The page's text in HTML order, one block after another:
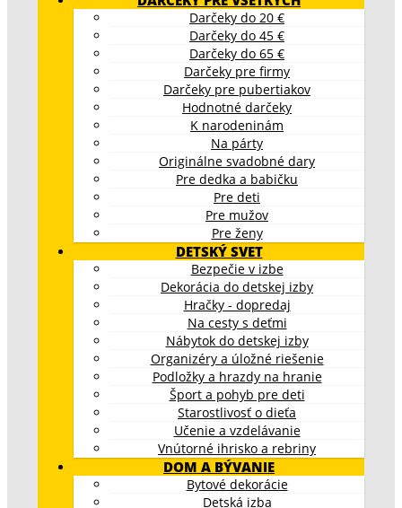
Darčeky do 20 €
Darčeky do 45 €
Darčeky do 65 €
Darčeky pre firmy
Darčeky pre pubertiakov
Hodnotné darčeky
K narodeninám
Na párty
Originálne svadobné dary
Pre dedka a babičku
Pre deti
Pre mužov
Pre ženy
DETSKÝ SVET
Bezpečie v izbe
Dekorácia do detskej izby
Hračky - dopredaj
Na cesty s deťmi
Nábytok do detskej izby
Organizéry a úložné riešenie
Podložky a hrazdy na hranie
Šport a pohyb pre deti
Starostlivosť o dieťa
Učenie a vzdelávanie
Vnútorné ihrisko a rebriny
DOM A BÝVANIE
Bytové dekorácie
Detská izba